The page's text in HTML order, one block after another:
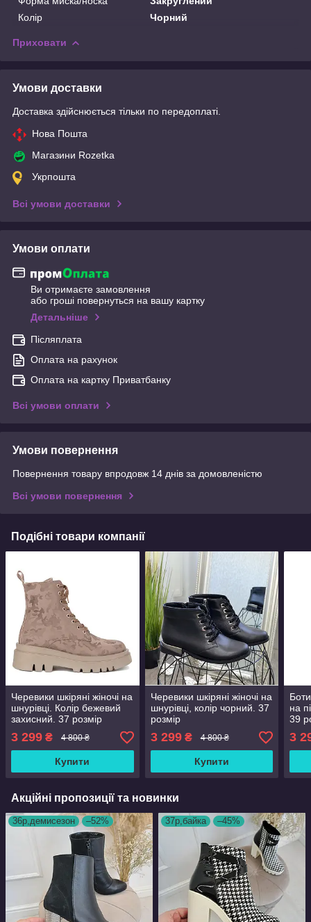
Колір
Чорний
Приховати
Умови доставки
Доставка здійснюється тільки по передоплаті.
Нова Пошта
Магазини Rozetka
Укрпошта
Всі умови доставки
Умови оплати
Ви отримаєте замовлення
або гроші повернуться на вашу картку
Детальніше
Післяплата
Оплата на рахунок
Оплата на картку Приватбанку
Всі умови оплати
Умови повернення
Повернення товару впродовж 14 днів за домовленістю
Всі умови повернення
Подібні товари компанії
Черевики шкіряні жіночі на
шнурівці. Колір бежевий
захисний. 37 розмір
3 299 ₴ 4 800 ₴
Купити
Черевики шкіряні жіночі на
шнурівці, колір чорний. 37
розмір
3 299₴ 4 800 ₴
Купити
на
39
3
Акційні пропозиції та новинки
36р,демисезон –52% 37р,байка –45%